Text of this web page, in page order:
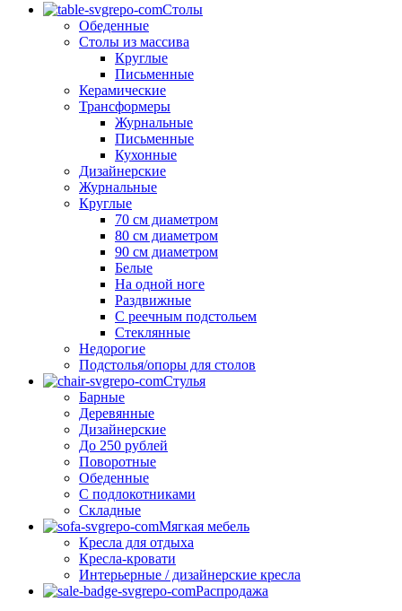
Столы
Обеденные
Столы из массива
Круглые
Письменные
Керамические
Трансформеры
Журнальные
Письменные
Кухонные
Дизайнерские
Журнальные
Круглые
70 см диаметром
80 см диаметром
90 см диаметром
Белые
На одной ноге
Раздвижные
С реечным подстольем
Стеклянные
Недорогие
Подстолья/опоры для столов
Стулья
Барные
Деревянные
Дизайнерские
До 250 рублей
Поворотные
Обеденные
С подлокотниками
Складные
Мягкая мебель
Кресла для отдыха
Кресла-кровати
Интерьерные / дизайнерские кресла
Распродажа